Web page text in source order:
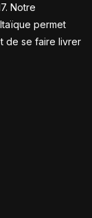
Notre
permet
de se faire livrer